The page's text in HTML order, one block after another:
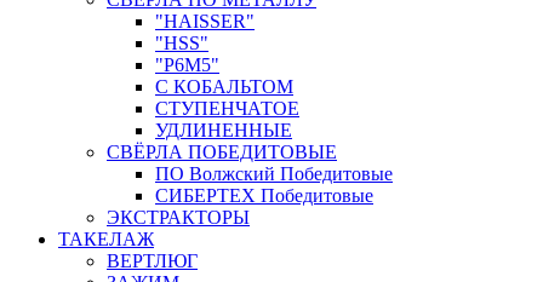
"HAISSER"
"HSS"
"Р6М5"
С КОБАЛЬТОМ
СТУПЕНЧАТОЕ
УДЛИНЕННЫЕ
СВЁРЛА ПОБЕДИТОВЫЕ
ПО Волжский Победитовые
СИБЕРТЕХ Победитовые
ЭКСТРАКТОРЫ
ТАКЕЛАЖ
ВЕРТЛЮГ